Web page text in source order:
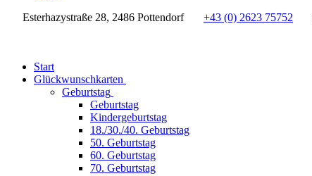
Esterhazystraße 28, 2486 Pottendorf
+43 (0) 2623 75752
Start
Glückwunschkarten
Geburtstag
Geburtstag
Kindergeburtstag
18./30./40. Geburtstag
50. Geburtstag
60. Geburtstag
70. Geburtstag